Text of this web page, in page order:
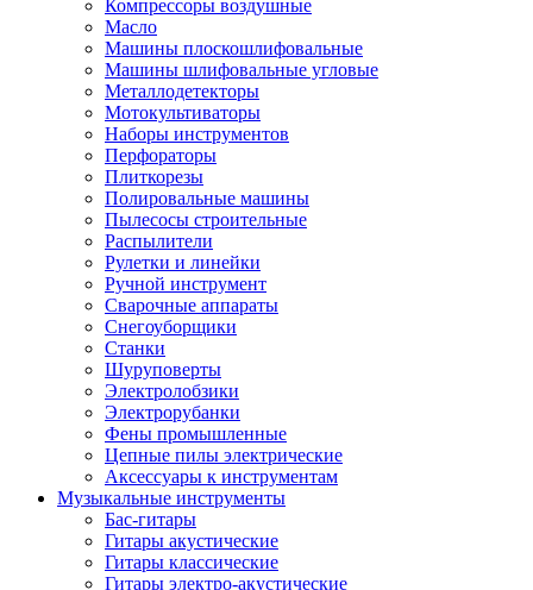
Компрессоры воздушные
Масло
Машины плоскошлифовальные
Машины шлифовальные угловые
Металлодетекторы
Мотокультиваторы
Наборы инструментов
Перфораторы
Плиткорезы
Полировальные машины
Пылесосы строительные
Распылители
Рулетки и линейки
Ручной инструмент
Сварочные аппараты
Снегоуборщики
Станки
Шуруповерты
Электролобзики
Электрорубанки
Фены промышленные
Цепные пилы электрические
Аксессуары к инструментам
Музыкальные инструменты
Бас-гитары
Гитары акустические
Гитары классические
Гитары электро-акустические